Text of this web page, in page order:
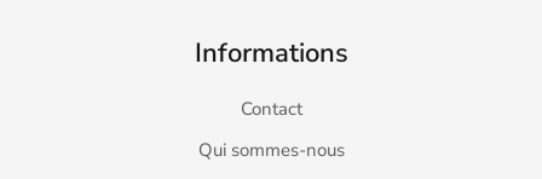
Informations
Contact
Qui sommes-nous